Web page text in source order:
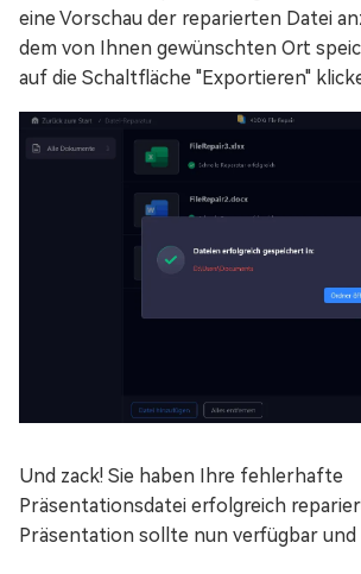
eine Vorschau der reparierten Datei
dem von Ihnen gewünschten Ort
auf die Schaltfläche "Exportieren"
Und zack! Sie haben Ihre fehlerhafte
Präsentationsdatei erfolgreich
Präsentation sollte nun verfügbar und